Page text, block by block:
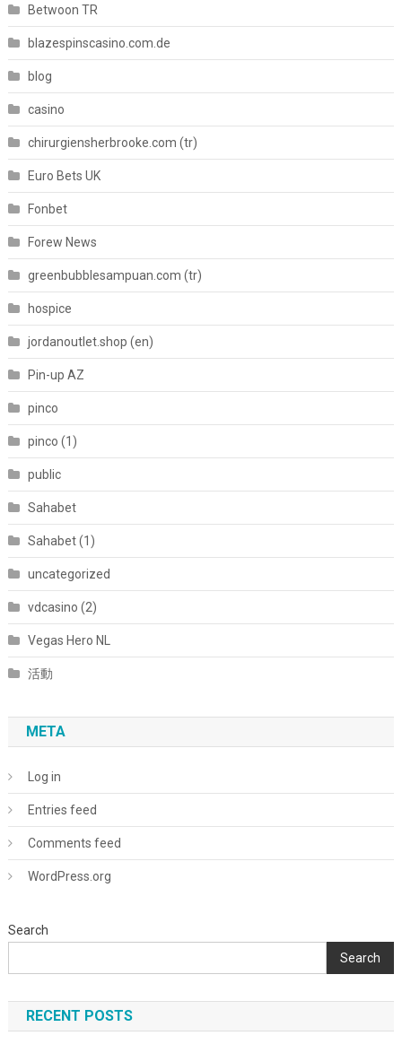
Betwoon TR
blazespinscasino.com.de
blog
casino
chirurgiensherbrooke.com (tr)
Euro Bets UK
Fonbet
Forew News
greenbubblesampuan.com (tr)
hospice
jordanoutlet.shop (en)
Pin-up AZ
pinco
pinco (1)
public
Sahabet
Sahabet (1)
uncategorized
vdcasino (2)
Vegas Hero NL
活動
META
Log in
Entries feed
Comments feed
WordPress.org
Search
Search
RECENT POSTS